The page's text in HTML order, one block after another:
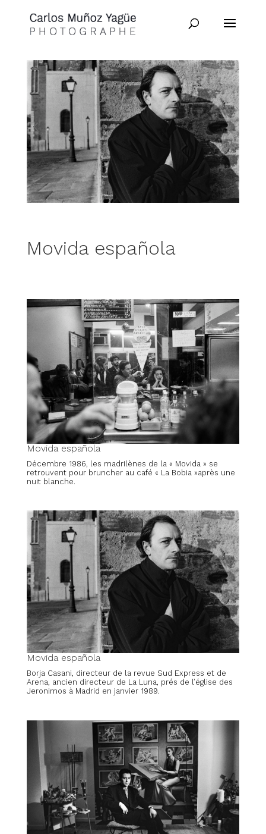
Movida española
Movida española
Décembre 1986, les madrilènes de la « Movida » se
retrouvent pour bruncher au café « La Bobia »après une
nuit blanche.
Movida española
Borja Casani, directeur de la revue Sud Express et de
Arena, ancien directeur de La Luna, prés de l’église des
Jeronimos à Madrid en janvier 1989.